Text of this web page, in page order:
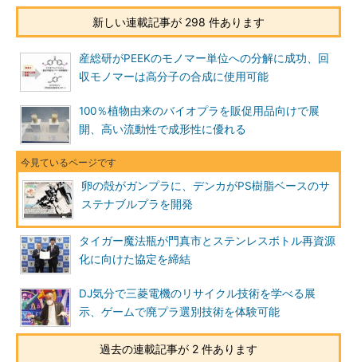
新しい連載記事が 298 件あります
産総研がPEEKのモノマー単位への分解に成功、回
収モノマーは高分子の合成に使用可能
100％植物由来のバイオプラを販促用品向けで展
開、高い流動性で成形性に優れる
卵の殻がガンプラに、デンカがPS樹脂ベースのサ
ステナブルプラを開発
タイガー魔法瓶が門真市とステンレスボトル再資源
化に向けた協定を締結
DJ気分で三菱電機のリサイクル技術を学べる展
示、ゲームで廃プラ選別技術を体験可能
過去の連載記事が 2 件あります